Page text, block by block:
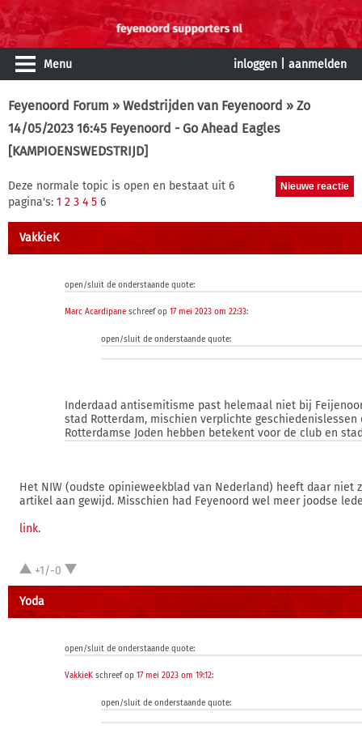
Menu inloggen aanmelden
Feyenoord Forum » Wedstrijden van Feyenoord » Zo
14/05/2023 16:45 Feyenoord - Go Ahead Eagles
[KAMPIOENSWEDSTRIJD]
Deze normale topic is open en bestaat uit 6
pagina's: 1 2 3 4 5 6
VakkieK
open/sluit de onderstaande quote:
Marc Acardipane schreef op 17 mei 2023 om 22:33:
open/sluit de onderstaande quote:
Inderdaad antisemitisme past helemaal niet bij
stad Rotterdam, mischien verplichte geschiedenislessen
Rotterdamse Joden hebben betekent voor de club en
Het NIW (oudste opinieweekblad van Nederland) heeft daar niet
artikel aan gewijd. Misschien had Feyenoord wel meer joodse
link.
+1/-0
Yoda
open/sluit de onderstaande quote:
VakkieK schreef op 17 mei 2023 om 19:12:
open/sluit de onderstaande quote: